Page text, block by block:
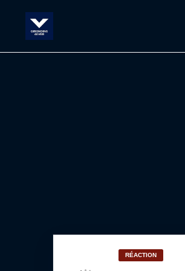
RÉACTION